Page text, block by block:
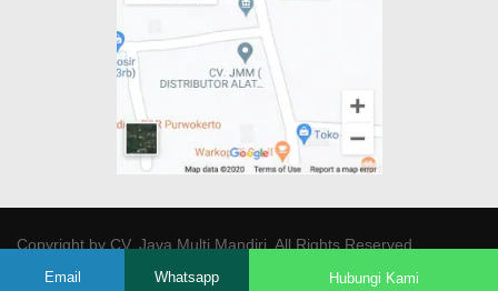
Copyright byCV. Java Multi Mandiri. All Rights Reserved.
Email Whatsapp Hubungi Kami